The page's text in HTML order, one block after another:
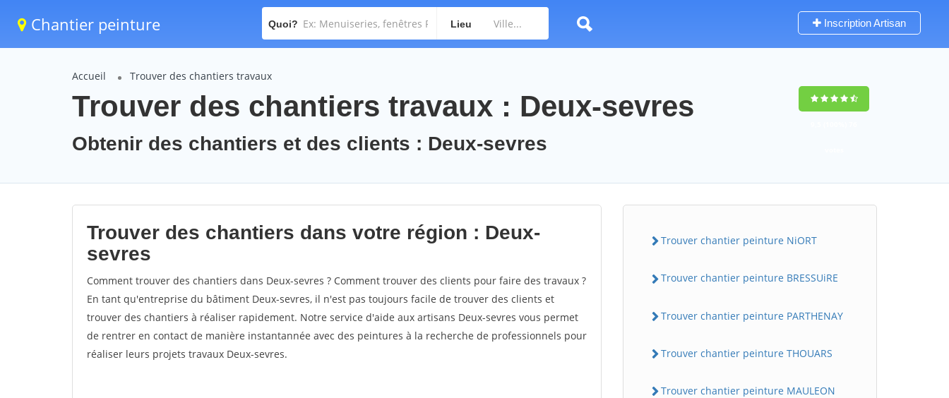
Chantier peinture Quoi? Lieu Inscription Artisan
Accueil Trouver des chantiers travaux
Trouver des chantiers travaux : Deux-sevres
Obtenir des chantiers et des clients : Deux-sevres
Trouver des chantiers dans votre région : Deux-
sevres
Comment trouver des chantiers dans Deux-sevres ? Comment trouver des clients pour faire des travaux ?
En tant qu'entreprise du bâtiment Deux-sevres, il n'est pas toujours facile de trouver des clients et
trouver des chantiers à réaliser rapidement. Notre service d'aide aux artisans Deux-sevres vous permet
de rentrer en contact de manière instantannée avec des peintures à la recherche de professionnels pour
réaliser leurs projets travaux Deux-sevres.
Trouver chantier peinture NiORT
Trouver chantier peinture BRESSUiRE
Trouver chantier peinture PARTHENAY
Trouver chantier peinture THOUARS
Trouver chantier peinture MAULEON